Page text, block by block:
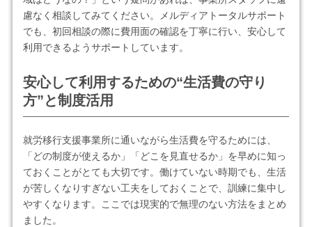
慮なく相談してみてください。メルディアトータルサポート
でも、初回相談の際に費用面の確認を丁寧に行い、安心して
利用できるようサポートしています。
安心して利用するための“生活費の守り
方”と制度活用
就労移行支援事業所に通いながら生活費を守るためには、
「どの制度が使えるか」「どこを見直せるか」を早めに知っ
ておくことがとても大切です。働けていない時期でも、生活
が苦しくなりすぎない工夫をしておくことで、訓練に集中し
やすくなります。ここでは現実的で無理のない方法をまとめ
ました。